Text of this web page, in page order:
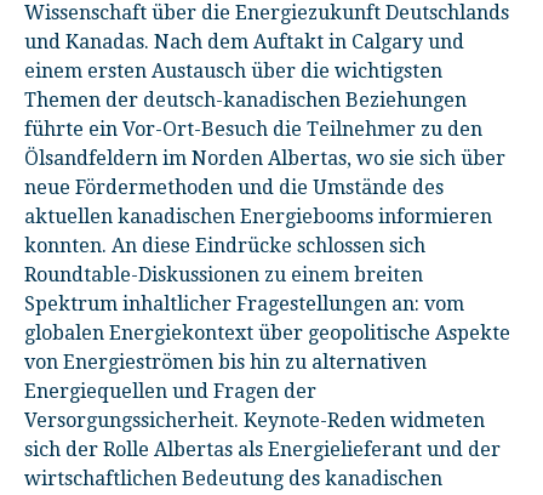
Wissenschaft über die Energiezukunft Deutschlands
und Kanadas. Nach dem Auftakt in Calgary und
einem ersten Austausch über die wichtigsten
Themen der deutsch-kanadischen Beziehungen
führte ein Vor-Ort-Besuch die Teilnehmer zu den
Ölsandfeldern im Norden Albertas, wo sie sich über
neue Fördermethoden und die Umstände des
aktuellen kanadischen Energiebooms informieren
konnten. An diese Eindrücke schlossen sich
Roundtable-Diskussionen zu einem breiten
Spektrum inhaltlicher Fragestellungen an: vom
globalen Energiekontext über geopolitische Aspekte
von Energieströmen bis hin zu alternativen
Energiequellen und Fragen der
Versorgungssicherheit. Keynote-Reden widmeten
sich der Rolle Albertas als Energielieferant und der
wirtschaftlichen Bedeutung des kanadischen